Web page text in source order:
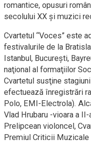
romantice, opusuri
secolului XX şi muzici
Cvartetul “Voces” este
festivalurile de la
Istanbul, Bucureşti,
naţional al formaţiilor
Cvartetul susţine
efectuează înregistrări
Polo, EMI-Electrola).
Vlad Hrubaru -vioara a
Prelipcean violoncel,
Premiul Criticii